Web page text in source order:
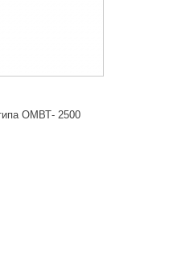
ОМВТ- 2500